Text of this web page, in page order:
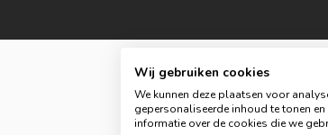
Wij gebruiken cookies
We kunnen deze plaatsen voor
gepersonaliseerde inhoud te tonen
informatie over de cookies die we